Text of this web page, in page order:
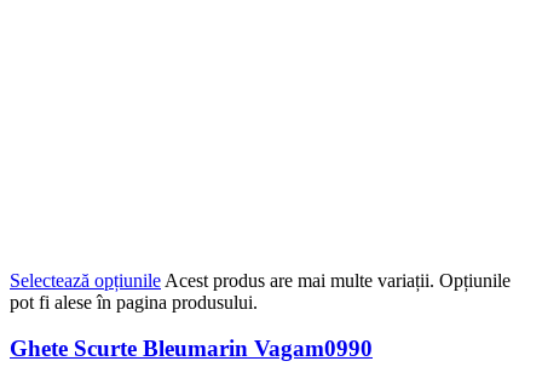
Selectează opțiunile Acest produs are mai multe variații. Opțiunile
pot fi alese în pagina produsului.
Ghete Scurte Bleumarin Vagam0990